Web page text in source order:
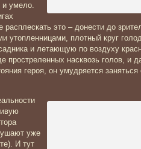
и умело.
расплескать это – донести до
утопленницами, плотный круг
и летающую по воздуху
простреленных насквозь голов, и
героя, он умудряется
уже
И тут